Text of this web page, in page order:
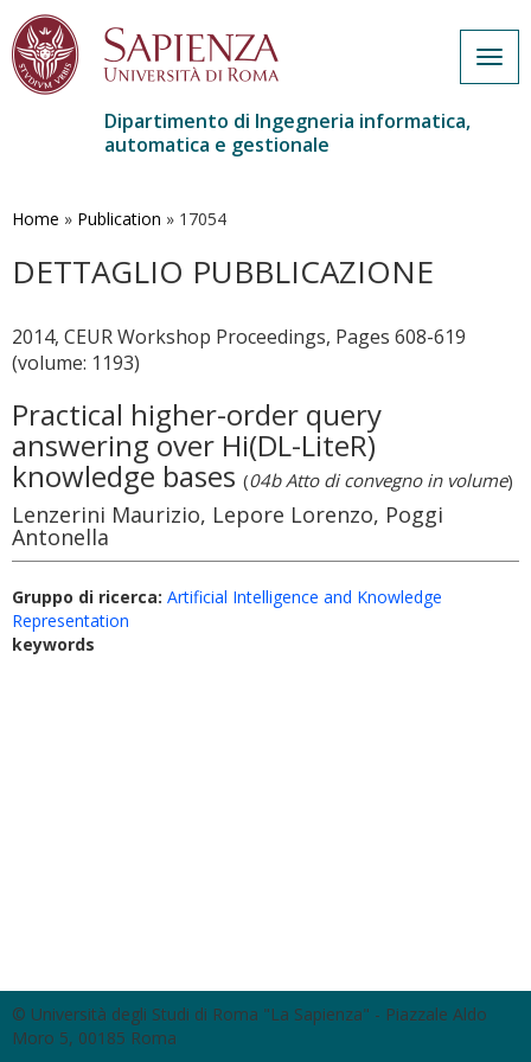
contenuto
Dipartimento di Ingegneria informatica,
automatica e gestionale
Home » Publication » 17054
DETTAGLIO PUBBLICAZIONE
2014, CEUR Workshop Proceedings, Pages 608-619
(volume: 1193)
Practical higher-order query
answering over Hi(DL-LiteR)
knowledge bases (04b Atto di convegno in volume)
Lenzerini Maurizio, Lepore Lorenzo, Poggi
Antonella
Gruppo di ricerca: Artificial Intelligence and Knowledge
Representation
keywords
© Università degli Studi di Roma "La Sapienza" - Piazzale Aldo
Moro 5, 00185 Roma